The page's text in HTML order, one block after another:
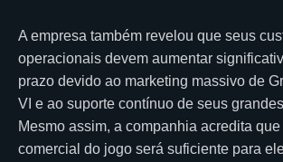
A empresa também revelou que seus
operacionais devem aumentar
prazo devido ao marketing massivo de
VI e ao suporte contínuo de seus
Mesmo assim, a companhia acredita
comercial do jogo será suficiente para